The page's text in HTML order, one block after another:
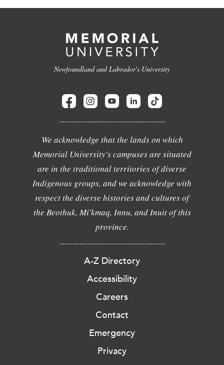
Newfoundland and Labrador's University
We acknowledge that the lands on which
Memorial University's campuses are situated
are in the traditional territories of diverse
Indigenous groups, and we acknowledge with
respect the diverse histories and cultures of
the Beothuk, Mi'kmaq, Innu, and Inuit of this
province.
A-Z Directory
Accessibility
Careers
Contact
Emergency
Privacy